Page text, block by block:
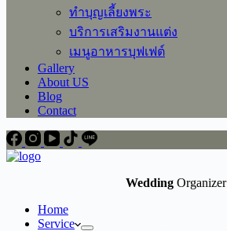
ทำบุญเลี้ยงพระ
บริการเสริมงานแต่ง
เมนูอาหารบุฟเฟต์
Gallery
About US
Blog
Contact
Wedding Organizer
Home
Service